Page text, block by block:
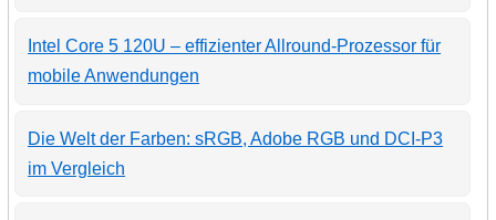
Intel Core 5 120U – effizienter Allround-Prozessor für
mobile Anwendungen
Die Welt der Farben: sRGB, Adobe RGB und DCI-P3
im Vergleich